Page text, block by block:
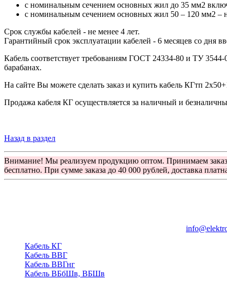
с номинальным сечением основных жил до 35 мм2
с номинальным сечением основных жил 50 – 120 мм2 –
Срок службы кабелей - не менее 4 лет.
Гарантийный срок эксплуатации кабелей - 6 месяцев со дня
Кабель соответствует требованиям ГОСТ 24334-80 и ТУ
барабанах.
На сайте Вы можете сделать заказ и купить кабель КГтп
Продажа кабеля КГ осуществляется за наличный и
Назад в раздел
Внимание! Мы реализуем продукцию оптом. Принимаем
бесплатно. При сумме заказа до 40 000 рублей, доставка
Кабель КГ
Кабель ВВГ
Кабель ВВГнг
Кабель ВБбШв, ВБШв